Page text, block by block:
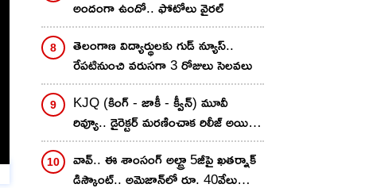
అందంగా ఉందో.. ఫోటోలు వైర‌ల్
తెలంగాణ విద్యార్థులకు గుడ్ న్యూస్..
రేపటినుంచి వరుసగా 3 రోజులు సెలవలు
KJQ (కింగ్ - జాకీ - క్వీన్) మూవీ
రివ్యూ.. డైరెక్టర్ మరణించాక రిలీజ్ అయిన
సినిమా..
వావ్.. ఈ శాంసంగ్ అల్ట్రా 5జీపై ఖతర్నాక్
డిస్కౌంట్.. అమెజాన్‌లో రూ. 40వేలు